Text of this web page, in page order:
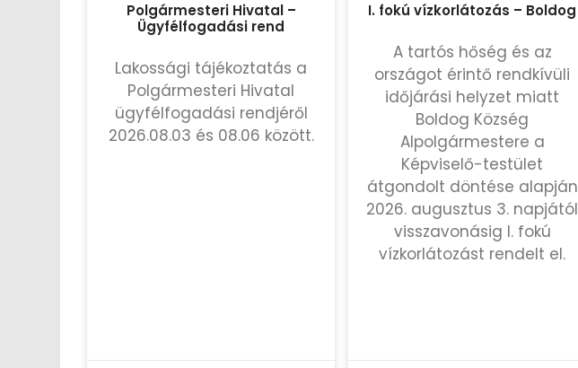
Polgármesteri Hivatal –
Ügyfélfogadási rend
Lakossági tájékoztatás a
Polgármesteri Hivatal
ügyfélfogadási rendjéről
2026.08.03 és 08.06 között.
I. fokú vízkorlátozás – Boldog
A tartós hőség és az
országot érintő rendkívüli
időjárási helyzet miatt
Boldog Község
Alpolgármestere a
Képviselő-testület
átgondolt döntése alapján
2026. augusztus 3. napjától
visszavonásig I. fokú
vízkorlátozást rendelt el.